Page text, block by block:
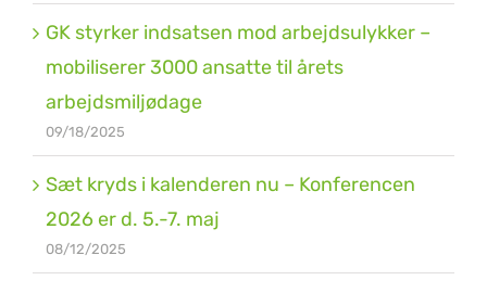
GK styrker indsatsen mod arbejdsulykker –
mobiliserer 3000 ansatte til årets
arbejdsmiljødage
09/18/2025
Sæt kryds i kalenderen nu – Konferencen
2026 er d. 5.-7. maj
08/12/2025